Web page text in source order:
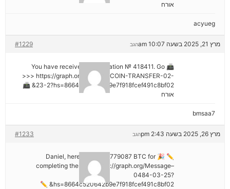
אורח
acyueg
מרץ 21, 2025 בשעה 10:07 am #1229 הגב
📠 You have received 1 notification № 418411. Go
>>> https://graph.org/GET-BITCOIN-TRANSFER-02-
23-2?hs=8664c520642b9e7f918fcef491c8bf02& 📠
אורח
bmsaa7
מרץ 26, 2025 בשעה 2:43 pm #1233 הגב
✏ 🎉 Daniel, here's your ₿2,779087 BTC for
completing the task. https://graph.org/Message–
0484-03-25?
hs=8664c520642b9e7f918fcef491c8bf02& ✏